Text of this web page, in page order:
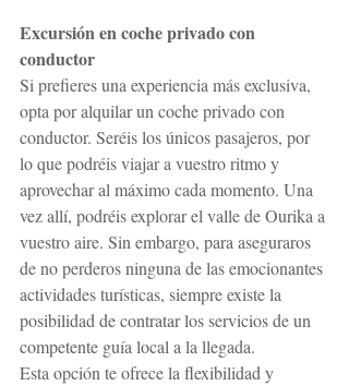
Excursión en coche privado con
conductor
Si prefieres una experiencia más exclusiva,
opta por alquilar un coche privado con
conductor. Seréis los únicos pasajeros, por
lo que podréis viajar a vuestro ritmo y
aprovechar al máximo cada momento. Una
vez allí, podréis explorar el valle de Ourika a
vuestro aire. Sin embargo, para aseguraros
de no perderos ninguna de las emocionantes
actividades turísticas, siempre existe la
posibilidad de contratar los servicios de un
competente guía local a la llegada.
Esta opción te ofrece la flexibilidad y